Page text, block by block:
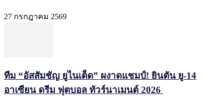
27 กรกฎาคม 2569
ทีม “อัสสัมชัญ ยูไนเต็ด” ผงาดแชมป์! ยินตัน ยู-14
อาเซียน ดรีม ฟุตบอล ทัวร์นาเมนต์ 2026